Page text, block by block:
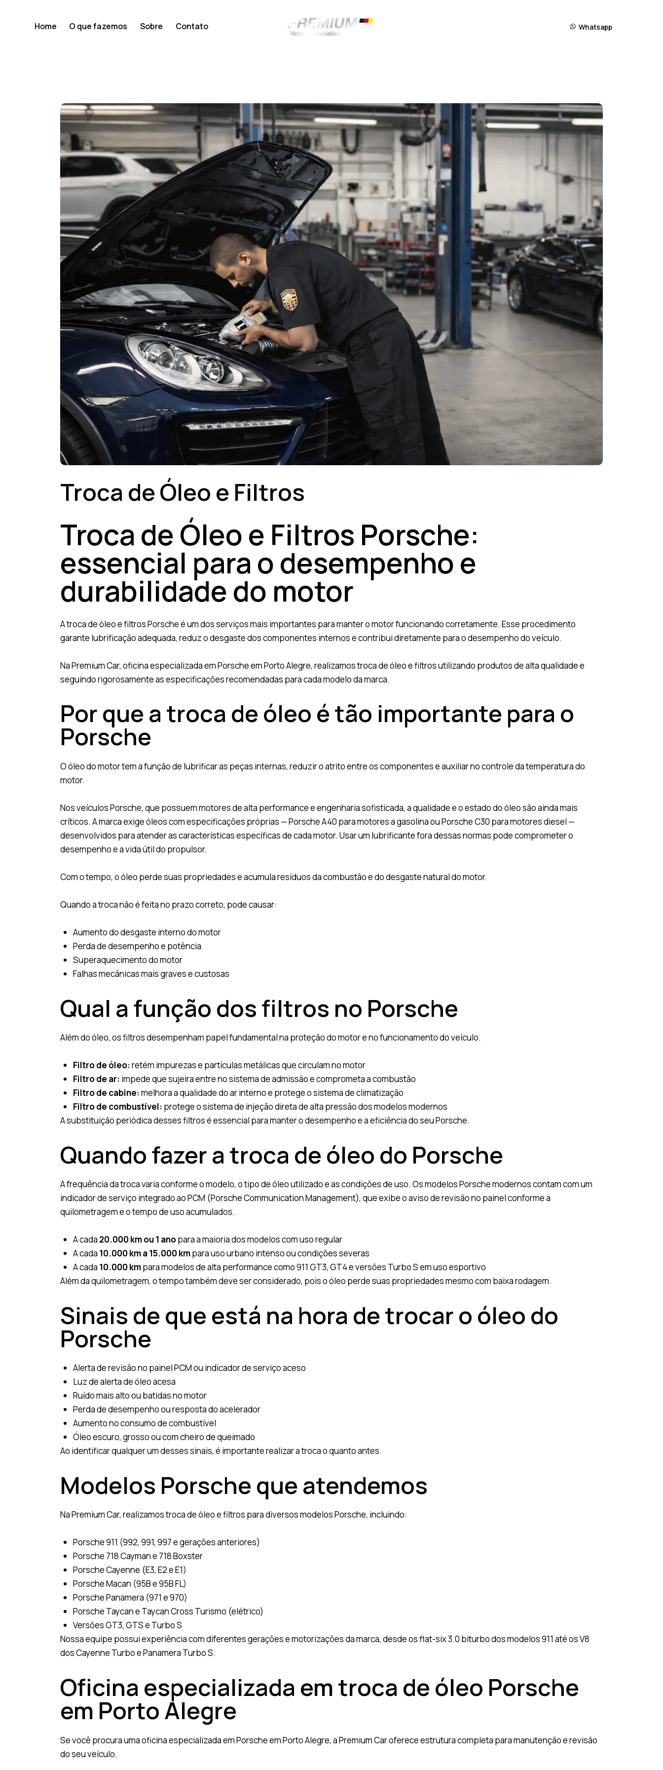
Home O que fazemos Sobre Contato Whatsapp
Troca de Óleo e Filtros
Troca de Óleo e Filtros Porsche:
essencial para o desempenho e
durabilidade do motor
A troca de óleo e filtros Porsche é um dos serviços mais importantes para manter o motor funcionando corretamente. Esse procedimento
garante lubrificação adequada, reduz o desgaste dos componentes internos e contribui diretamente para o desempenho do veículo.
Na Premium Car, oficina especializada em Porsche em Porto Alegre, realizamos troca de óleo e filtros utilizando produtos de alta qualidade e
seguindo rigorosamente as especificações recomendadas para cada modelo da marca.
Por que a troca de óleo é tão importante para o
Porsche
O óleo do motor tem a função de lubrificar as peças internas, reduzir o atrito entre os componentes e auxiliar no controle da temperatura do
motor.
Nos veículos Porsche, que possuem motores de alta performance e engenharia sofisticada, a qualidade e o estado do óleo são ainda mais
críticos. A marca exige óleos com especificações próprias — Porsche A40 para motores a gasolina ou Porsche C30 para motores diesel —
desenvolvidos para atender as características específicas de cada motor. Usar um lubrificante fora dessas normas pode comprometer o
desempenho e a vida útil do propulsor.
Com o tempo, o óleo perde suas propriedades e acumula resíduos da combustão e do desgaste natural do motor.
Quando a troca não é feita no prazo correto, pode causar:
Aumento do desgaste interno do motor
Perda de desempenho e potência
Superaquecimento do motor
Falhas mecânicas mais graves e custosas
Qual a função dos filtros no Porsche
Além do óleo, os filtros desempenham papel fundamental na proteção do motor e no funcionamento do veículo.
Filtro de óleo:retém impurezas e partículas metálicas que circulam no motor
Filtro de ar: impede que sujeira entre no sistema de admissão e comprometa a combustão
Filtro de cabine:melhora a qualidade do ar interno e protege o sistema de climatização
Filtro de combustível: protege o sistema de injeção direta de alta pressão dos modelos modernos
A substituição periódica desses filtros é essencial para manter o desempenho e a eficiência do seu Porsche.
Quando fazer a troca de óleo do Porsche
A frequência da troca varia conforme o modelo, o tipo de óleo utilizado e as condições de uso. Os modelos Porsche modernos contam com um
indicador de serviço integrado ao PCM (Porsche Communication Management), que exibe o aviso de revisão no painel conforme a
quilometragem e o tempo de uso acumulados.
A cada 20.000 km ou 1 anopara a maioria dos modelos com uso regular
A cada 10.000 km a 15.000 kmpara uso urbano intenso ou condições severas
A cada 10.000 kmpara modelos de alta performance como 911 GT3, GT4 e versões Turbo S em uso esportivo
Além da quilometragem, o tempo também deve ser considerado, pois o óleo perde suas propriedades mesmo com baixa rodagem.
Sinais de que está na hora de trocar o óleo do
Porsche
Alerta de revisão no painel PCM ou indicador de serviço aceso
Luz de alerta de óleo acesa
Ruído mais alto ou batidas no motor
Perda de desempenho ou resposta do acelerador
Aumento no consumo de combustível
Óleo escuro, grosso ou com cheiro de queimado
Ao identificar qualquer um desses sinais, é importante realizar a troca o quanto antes.
Modelos Porsche que atendemos
Na Premium Car, realizamos troca de óleo e filtros para diversos modelos Porsche, incluindo:
Porsche 911 (992, 991, 997 e gerações anteriores)
Porsche 718 Cayman e 718 Boxster
Porsche Cayenne (E3, E2 e E1)
Porsche Macan (95B e 95B FL)
Porsche Panamera (971 e 970)
Porsche Taycan e Taycan Cross Turismo (elétrico)
Versões GT3, GTS e Turbo S
Nossa equipe possui experiência com diferentes gerações e motorizações da marca, desde os flat-six 3.0 biturbo dos modelos 911 até os V8
dos Cayenne Turbo e Panamera Turbo S.
Oficina especializada em troca de óleo Porsche
em Porto Alegre
Se você procura uma oficina especializada em Porsche em Porto Alegre, a Premium Car oferece estrutura completa para manutenção e revisão
do seu veículo.